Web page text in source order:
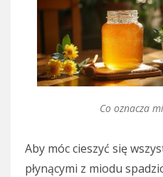
Co oznacza
Aby móc cieszyć się
płynącymi z miodu